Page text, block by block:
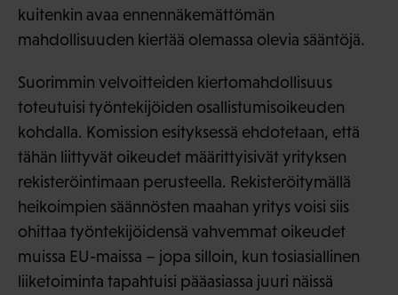
kuitenkin avaa ennennäkemättömän
mahdollisuuden kiertää olemassa olevia sääntöjä.
Suorimmin velvoitteiden kiertomahdollisuus
toteutuisi työntekijöiden osallistumisoikeuden
kohdalla. Komission esityksessä ehdotetaan, että
tähän liittyvät oikeudet määrittyisivät yrityksen
rekisteröintimaan perusteella. Rekisteröitymällä
heikoimpien säännösten maahan yritys voisi siis
ohittaa työntekijöidensä vahvemmat oikeudet
muissa EU-maissa – jopa silloin, kun tosiasiallinen
liiketoiminta tapahtuisi pääasiassa juuri näissä